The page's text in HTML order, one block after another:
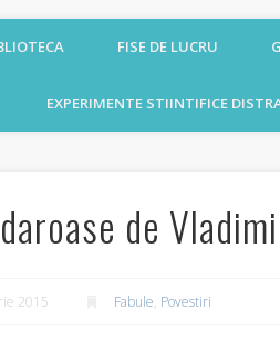
FISE DE LUCRU
EXPERIMENTE STIINTIFICE
de
2015 Fabule, Povestiri